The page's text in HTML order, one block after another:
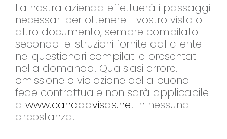
La nostra azienda effettuerà i passaggi
necessari per ottenere il vostro visto o
altro documento, sempre compilato
secondo le istruzioni fornite dal cliente
nei questionari compilati e presentati
nella domanda. Qualsiasi errore,
omissione o violazione della buona
fede contrattuale non sarà applicabile
a www.canadavisas.net in nessuna
circostanza.